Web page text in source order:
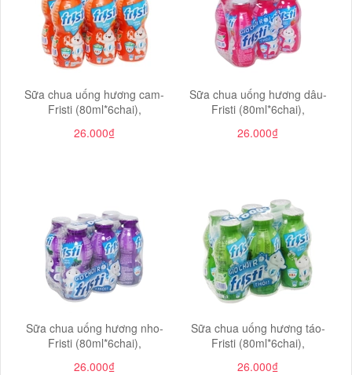
Sữa chua uống hương cam-
Fristi (80ml*6chai),
26.000₫
Sữa chua uống hương dâu-
Fristi (80ml*6chai),
26.000₫
Sữa chua uống hương nho-
Fristi (80ml*6chai),
26.000₫
Sữa chua uống hương táo-
Fristi (80ml*6chai),
26.000₫